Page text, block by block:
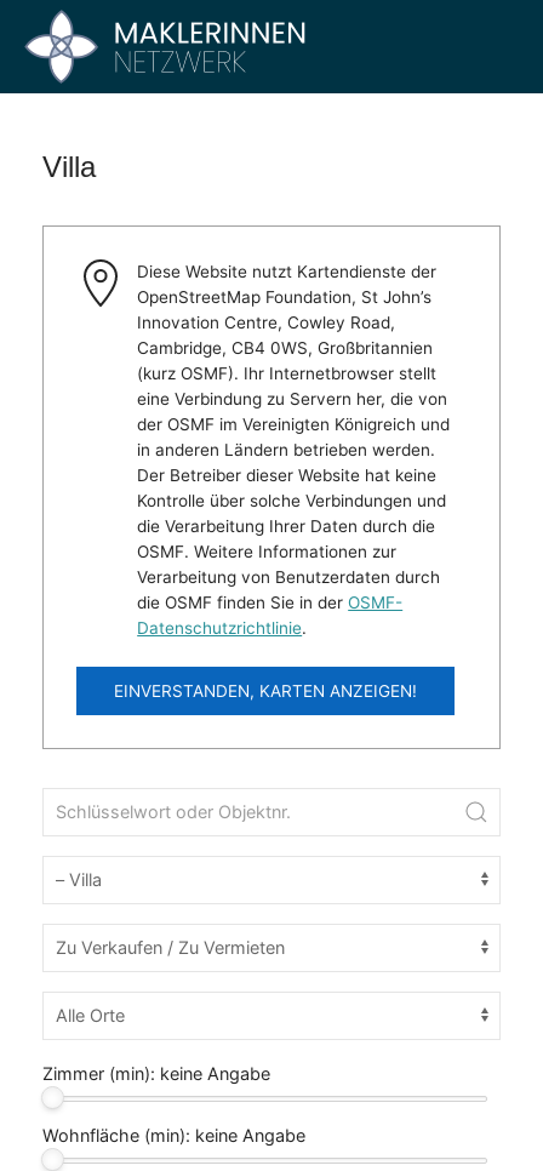
Inhalt
springenMaklerinnen
Vier
Büros
Netzwerk
Villa
Diese Website nutzt Kartendienste der
OpenStreetMap Foundation, St John’s
Innovation Centre, Cowley Road,
Cambridge, CB4 0WS, Großbritannien
(kurz OSMF). Ihr Internetbrowser stellt
eine Verbindung zu Servern her, die von
der OSMF im Vereinigten Königreich und
in anderen Ländern betrieben werden.
Der Betreiber dieser Website hat keine
Kontrolle über solche Verbindungen und
die Verarbeitung Ihrer Daten durch die
OSMF. Weitere Informationen zur
Verarbeitung von Benutzerdaten durch
die OSMF finden Sie in derOSMF-
Datenschutzrichtlinie.
EINVERSTANDEN, KARTEN ANZEIGEN!
Zimmer (min): keine Angabe
Wohnfläche (min): keine Angabe